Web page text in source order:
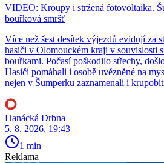
VIDEO: Kroupy i stržená fotovoltaika.
bouřková smršť
Více než šest desítek výjezdů evidují za
hasiči v Olomouckém kraji v souvislosti
bouřkami. Počasí poškodilo střechy,
Hasiči pomáhali i osobě uvězněné na
nejen v Šumperku zaznamenali i
Hanácká Drbna
5. 8. 2026, 19:43
1 min
Reklama